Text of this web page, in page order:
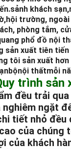
sảnh khách sạn,
hội trường,
phòng tắm,
phổ đồ nội
sản xuất tiên
tôi sản xuất hơn
bộnội thấtmỗi
trình sản
đều trải
ngặt
tiết nhỏ đều
của chúng
của khách